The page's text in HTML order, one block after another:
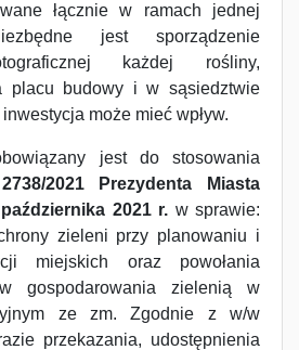
łącznie w ramach jednej
jest sporządzenie
każdej rośliny,
placu budowy i w sąsiedztwie
może mieć wpływ.
jest do stosowania
2021 Prezydenta Miasta
2021 r. w sprawie:
zieleni przy planowaniu i
miejskich oraz powołania
gospodarowania zielenią w
ze zm. Zgodnie z w/w
przekazania, udostępnienia